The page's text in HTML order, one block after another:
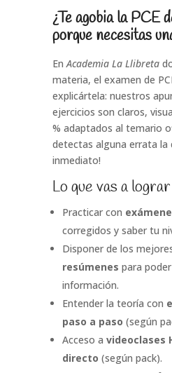
¿Te agobia la PCE
porque necesitas
En Academia La Llibreta
materia, el examen de
explicártela: nuestros
ejercicios son claros,
% adaptados al temario
detectas alguna errata la
inmediato!
Lo que vas a lograr
Practicar con
corregidos y saber tu
Disponer de los
resúmenes para
información.
Entender la teoría con
paso a paso (según
Acceso a videoclases
directo (según pack).